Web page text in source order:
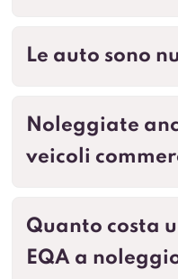
Le auto sono
Noleggiate
veicoli
Quanto costa
EQA a